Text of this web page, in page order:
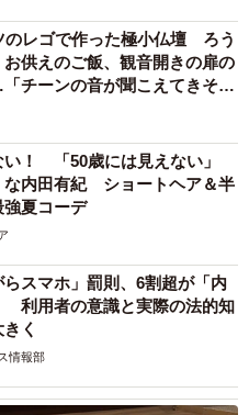
のレゴで作った極小仏壇 ろう
供えのご飯、観音開きの扉の
チーンの音が聞こえてきそ
！ 「50歳には見えない」
な内田有紀 ショートヘア＆半
強夏コーデ
らスマホ」罰則、6割超が「内
利用者の意識と実際の法的知
く
情報部